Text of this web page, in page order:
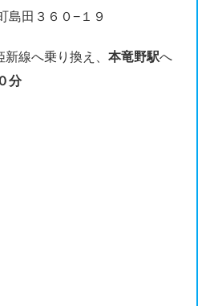
島田３６０−１９
線へ乗り換え、 本竜野駅へ
分